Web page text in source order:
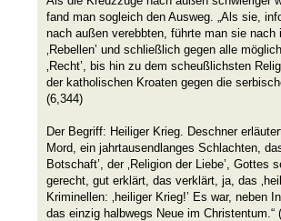
fand man sogleich den Ausweg. „Als sie,
nach außen verebbten, führte man sie nach
‚Rebellen’ und schließlich gegen alle
‚Recht’, bis hin zu dem scheußlichsten
der katholischen Kroaten gegen die
(6,344)
Der Begriff: Heiliger Krieg. Deschner
Mord, ein jahrtausendlanges Schlachten,
Botschaft’, der ‚Religion der Liebe’,
gerecht, gut erklärt, das verklärt, ja, das
Kriminellen: ‚heiliger Krieg!’ Es war, neben
das einzig halbwegs Neue im Christentum.“